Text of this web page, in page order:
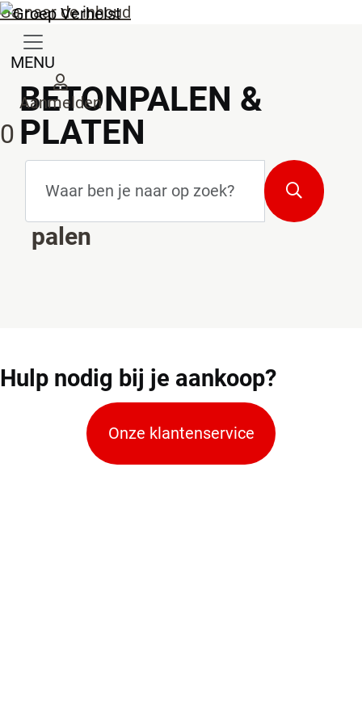
Ga naar de inhoud
MENU
Aanmelden
0
Zoeken
BETONPALEN &
PLATEN
platen
palen
Hulp nodig bij je aankoop?
Onze klantenservice